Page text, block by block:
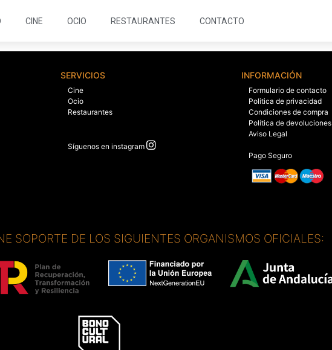
CINE OCIO RESTAURANTES CONTACTO
SERVICIOS
Cine
Ocio
Restaurantes
Síguenos en instagram
INFORMACIÓN
Formulario de contacto
Politica de privacidad
Condiciones de compra
Política de devoluciones
Aviso Legal
Pago Seguro
SOPORTE DE LOS SIGUIENTES ORGANISMOS OFICIALES: